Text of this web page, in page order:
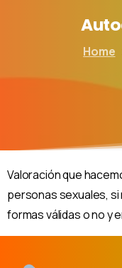
Home
Valoración que
personas sexuales,
formas válidas o no y